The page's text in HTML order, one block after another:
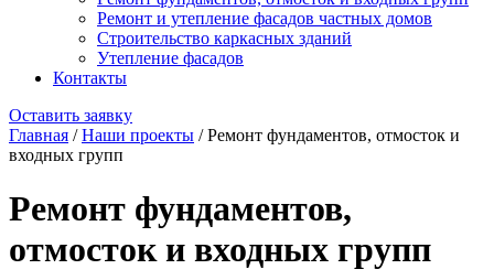
Ремонт и утепление фасадов частных домов
Строительство каркасных зданий
Утепление фасадов
Контакты
Оставить заявку
Главная /Наши проекты /Ремонт фундаментов, отмосток и
входных групп
Ремонт фундаментов,
отмосток и входных групп